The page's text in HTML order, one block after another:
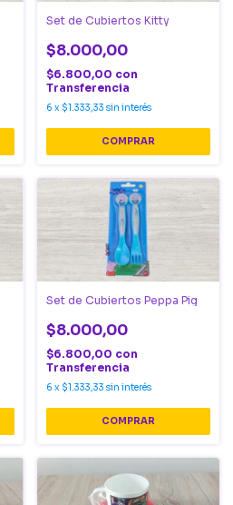
Set de Cubiertos Kitty
$8.000,00
$6.800,00 con
Transferencia
6 x $1.333,33 sin interés
Set de Cubiertos Peppa Pig
$8.000,00
$6.800,00 con
Transferencia
6 x $1.333,33 sin interés